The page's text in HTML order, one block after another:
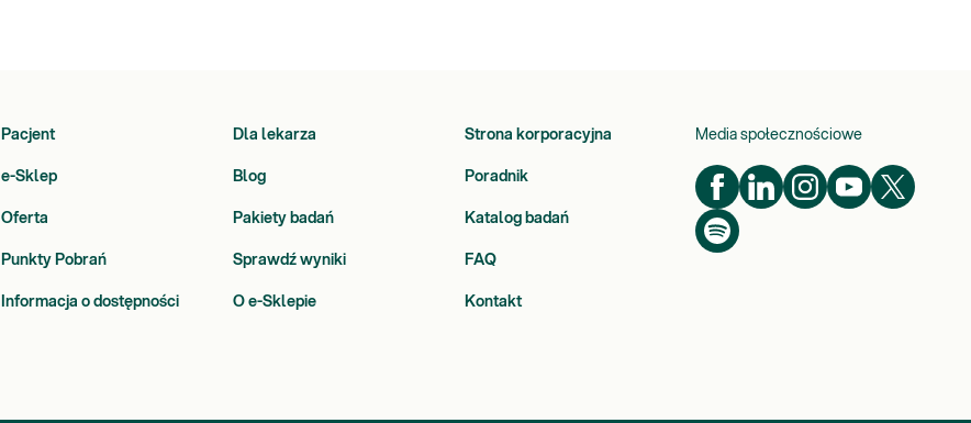
Pacjent Dla lekarza Strona korporacyjna
e-Sklep Blog Poradnik
Oferta Pakiety badań Katalog badań
Punkty Pobrań Sprawdź wyniki FAQ
Informacja o dostępności O e-Sklepie Kontakt
Media społecznościowe